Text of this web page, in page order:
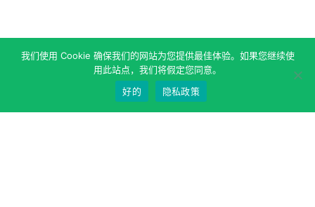
我们使用 Cookie 确保我们的网站为您提供最佳体验。如果您继续使
用此站点，我们将假定您同意。
好的
隐私政策